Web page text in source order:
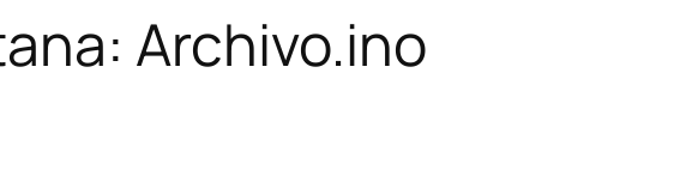
Archivo.ino